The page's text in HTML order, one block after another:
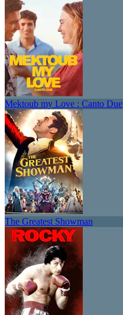
Mektoub my Love : Canto Due
The Greatest Showman